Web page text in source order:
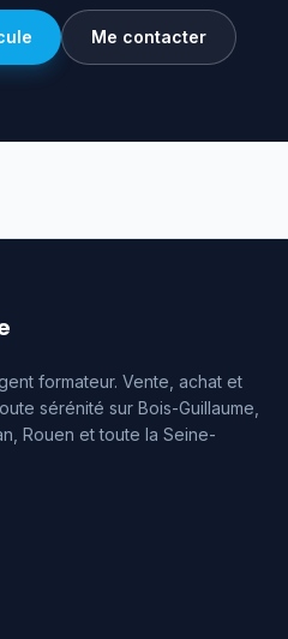
Me contacter
formateur. Vente, achat et
sérénité sur Bois-Guillaume,
Rouen et toute la Seine-